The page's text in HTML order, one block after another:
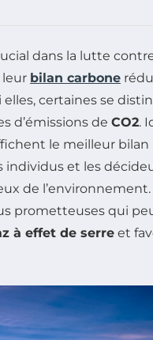
dans la lutte
bilan carbone
elles, certaines se
d’émissions de CO2.
le meilleur bilan
individus et les
de
prometteuses qui
à effet de serre et